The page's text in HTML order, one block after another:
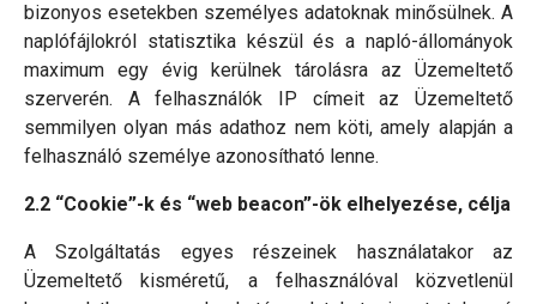
bizonyos esetekben személyes adatoknak minősülnek. A
naplófájlokról statisztika készül és a napló-állományok
maximum egy évig kerülnek tárolásra az Üzemeltető
szerverén. A felhasználók IP címeit az Üzemeltető
semmilyen olyan más adathoz nem köti, amely alapján a
felhasználó személye azonosítható lenne.
2.2 “Cookie”-k és “web beacon”-ök elhelyezése, célja
A Szolgáltatás egyes részeinek használatakor az
Üzemeltető kisméretű, a felhasználóval közvetlenül